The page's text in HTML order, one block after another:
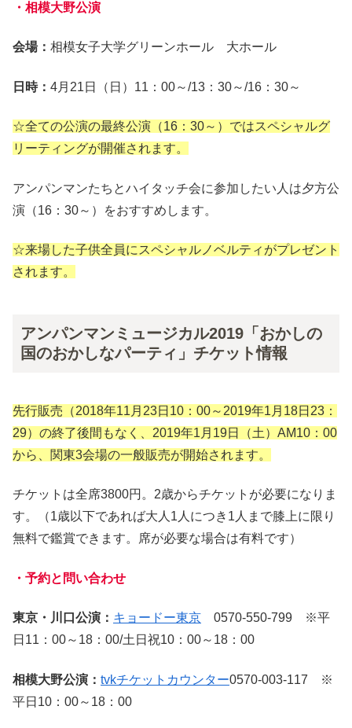
・相模大野公演
会場： 相模女子大学グリーンホール 大ホール
日時： 4月21日（日）11：00～/13：30～/16：30～
☆全ての公演の最終公演（16：30～）ではスペシャルグ
リーティングが開催されます。
アンパンマンたちとハイタッチ会に参加したい人は夕方公
演（16：30～）をおすすめします。
☆来場した子供全員にスペシャルノベルティがプレゼント
されます。
アンパンマンミュージカル2019「おかしの
国のおかしなパーティ」チケット情報
先行販売（2018年11月23日10：00～2019年1月18日23：
29）の終了後間もなく、2019年1月19日（土）AM10：00
から、関東3会場の一般販売が開始されます。
チケットは全席3800円。2歳からチケットが必要になりま
す。（1歳以下であれば大人1人につき1人まで膝上に限り
無料で鑑賞できます。席が必要な場合は有料です）
・予約と問い合わせ
東京・川口公演： キョードー東京 0570-550-799 ※平
日11：00～18：00/土日祝10：00～18：00
相模大野公演： tvkチケットカウンター0570-003-117 ※
平日10：00～18：00